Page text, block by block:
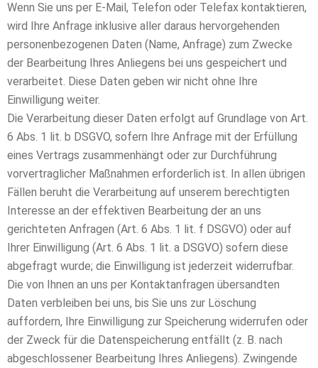
Wenn Sie uns per E-Mail, Telefon oder Telefax kontaktieren,
wird Ihre Anfrage inklusive aller daraus hervorgehenden
personenbezogenen Daten (Name, Anfrage) zum Zwecke
der Bearbeitung Ihres Anliegens bei uns gespeichert und
verarbeitet. Diese Daten geben wir nicht ohne Ihre
Einwilligung weiter.
Die Verarbeitung dieser Daten erfolgt auf Grundlage von Art.
6 Abs. 1 lit. b DSGVO, sofern Ihre Anfrage mit der Erfüllung
eines Vertrags zusammenhängt oder zur Durchführung
vorvertraglicher Maßnahmen erforderlich ist. In allen übrigen
Fällen beruht die Verarbeitung auf unserem berechtigten
Interesse an der effektiven Bearbeitung der an uns
gerichteten Anfragen (Art. 6 Abs. 1 lit. f DSGVO) oder auf
Ihrer Einwilligung (Art. 6 Abs. 1 lit. a DSGVO) sofern diese
abgefragt wurde; die Einwilligung ist jederzeit widerrufbar.
Die von Ihnen an uns per Kontaktanfragen übersandten
Daten verbleiben bei uns, bis Sie uns zur Löschung
auffordern, Ihre Einwilligung zur Speicherung widerrufen oder
der Zweck für die Datenspeicherung entfällt (z. B. nach
abgeschlossener Bearbeitung Ihres Anliegens). Zwingende